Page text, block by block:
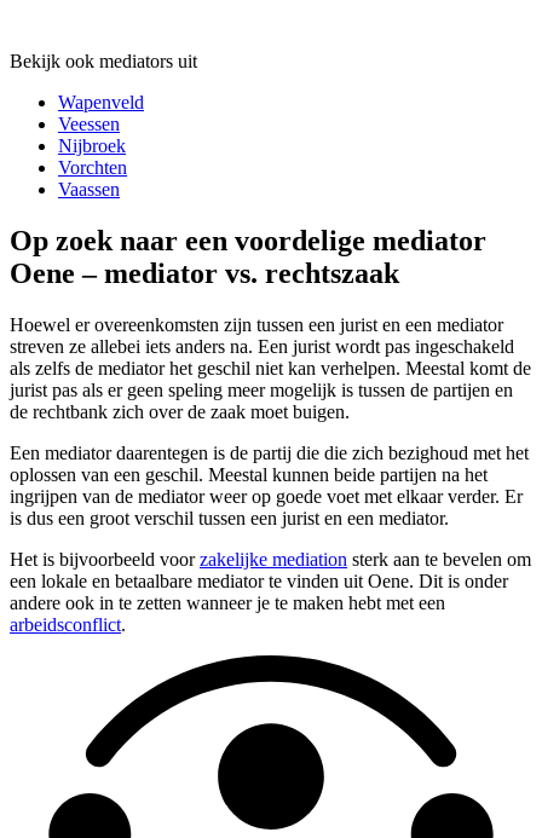
Bekijk ook mediators uit
Wapenveld
Veessen
Nijbroek
Vorchten
Vaassen
Op zoek naar een voordelige mediator
Oene – mediator vs. rechtszaak
Hoewel er overeenkomsten zijn tussen een jurist en een mediator
streven ze allebei iets anders na. Een jurist wordt pas ingeschakeld
als zelfs de mediator het geschil niet kan verhelpen. Meestal komt de
jurist pas als er geen speling meer mogelijk is tussen de partijen en
de rechtbank zich over de zaak moet buigen.
Een mediator daarentegen is de partij die die zich bezighoud met het
oplossen van een geschil. Meestal kunnen beide partijen na het
ingrijpen van de mediator weer op goede voet met elkaar verder. Er
is dus een groot verschil tussen een jurist en een mediator.
Het is bijvoorbeeld voorzakelijke mediation sterk aan te bevelen om
een lokale en betaalbare mediator te vinden uit Oene. Dit is onder
andere ook in te zetten wanneer je te maken hebt met een
arbeidsconflict.